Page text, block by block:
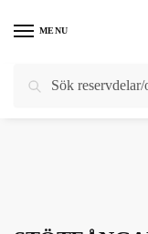
MENU
efter:
Hem Scania / Scania 6 Serie